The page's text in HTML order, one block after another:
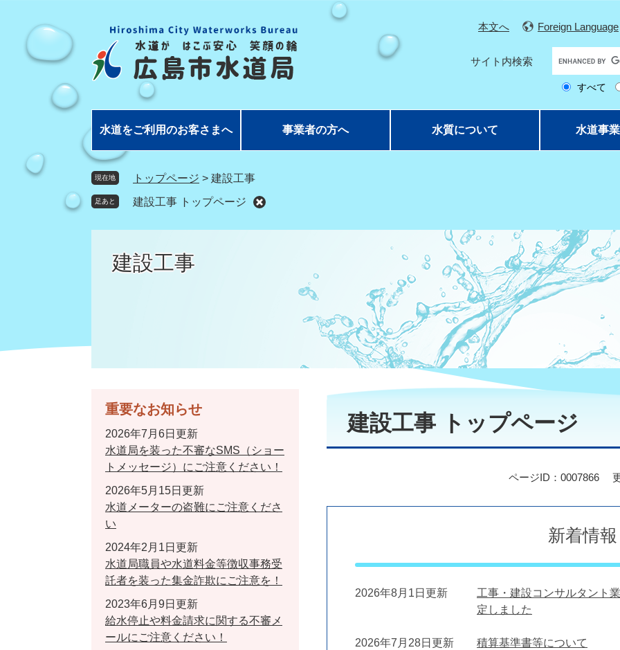
本文へ Foreign Language
サイト内検索
カ
索
すべて
水道をご利用のお客さまへ 事業者の方へ 水質について 水道事
現在地 トップページ > 建設工事
足あと 建設工事 トップページ
建設工事
本
建設工事 トップページ
ページID：0007866
新着情報
2026年8月1日更新
工事・建設コンサルタント
定しました
2026年7月28日更新 積算基準書等について
重要なお知らせ
2026年7月6日更新
水道局を装った不審なSMS（ショー
トメッセージ）にご注意ください！
2026年5月15日更新
水道メーターの盗難にご注意くださ
い
2024年2月1日更新
水道局職員や水道料金等徴収事務受
託者を装った集金詐欺にご注意を！
2023年6月9日更新
給水停止や料金請求に関する不審メ
ールにご注意ください！